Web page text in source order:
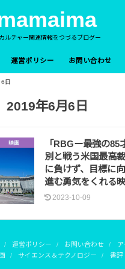
ルチャー関連情報をつづるブログー
運営ポリシー お問い合わせ
6日
2019年6月6日
映画
「RBGー最強の85
別と戦う米国最高
に負けず、目標に
進む勇気をくれる映
2023-10-09
運営ポリシー お問い合わせ ア
サイエンス＆テクノロジー 書評